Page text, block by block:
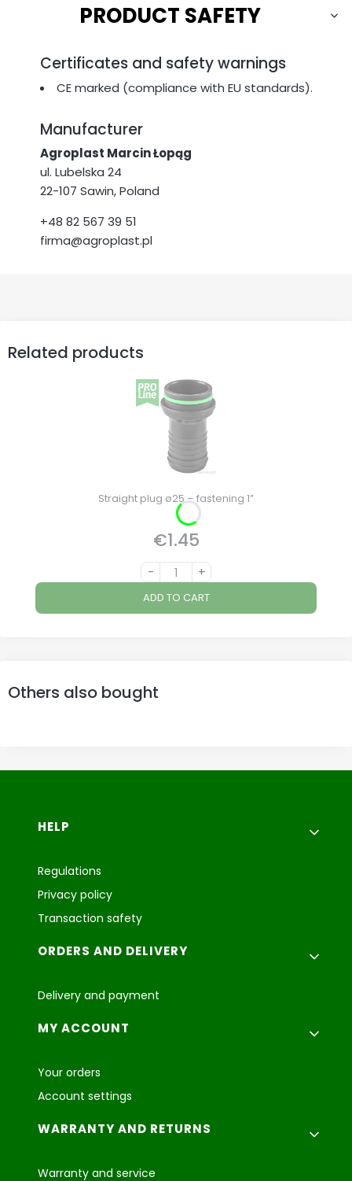
PRODUCT SAFETY
Certificates and safety warnings
CE marked (compliance with EU standards).
Manufacturer
Agroplast Marcin Łopąg
ul. Lubelska 24
22-107 Sawin, Poland
+48 82 567 39 51
firma@agroplast.pl
Related products
Straight plug ø25 – fastening 1”
Price
€1.45
- +
ADD TO CART
Others also bought
Footer menu
HELP
Regulations
Privacy policy
Transaction safety
ORDERS AND DELIVERY
Delivery and payment
MY ACCOUNT
Your orders
Account settings
WARRANTY AND RETURNS
Warranty and service